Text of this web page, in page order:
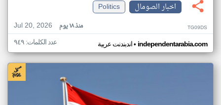
اخبار الصومال
Politics
Jul 20, 2026
منذ ١٨ يوم TG09DS
اندبندنت عربية• independentarabia.com عدد الكلمات: ٩٤٩